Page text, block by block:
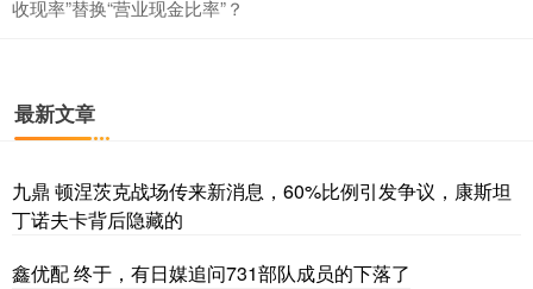
收现率”替换“营业现金比率”？
最新文章
九鼎 顿涅茨克战场传来新消息，60%比例引发争议，康斯坦
丁诺夫卡背后隐藏的
鑫优配 终于，有日媒追问731部队成员的下落了